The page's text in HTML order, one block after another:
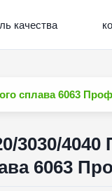
качества
сплава 6063
3030/
6063